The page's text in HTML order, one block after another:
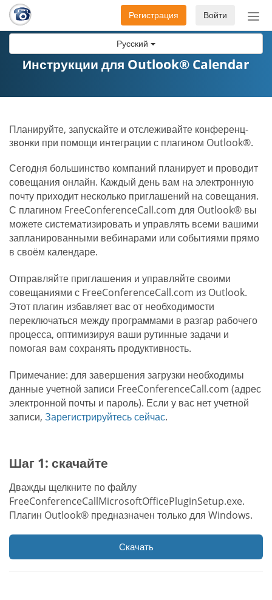
Русский
Войти
Регистрация
Инструкции для Outlook® Calendar
Планируйте, запускайте и отслеживайте конференц-
звонки при помощи интеграции с плагином Outlook®.
Сегодня большинство компаний планирует и проводит
совещания онлайн. Каждый день вам на электронную
почту приходит несколько приглашений на совещания.
С плагином FreeConferenceCall.com для Outlook® вы
можете систематизировать и управлять всеми вашими
запланированными вебинарами или событиями прямо
в своём календаре.
Отправляйте приглашения и управляйте своими
совещаниями с FreeConferenceCall.com из Outlook.
Этот плагин избавляет вас от необходимости
переключаться между программами в разгар рабочего
процесса, оптимизируя ваши рутинные задачи и
помогая вам сохранять продуктивность.
Примечание: для завершения загрузки необходимы
данные учетной записи FreeConferenceCall.com (адрес
электронной почты и пароль). Если у вас нет учетной
записи, Зарегистрируйтесь сейчас.
Шаг 1: скачайте
Дважды щелкните по файлу
FreeConferenceCallMicrosoftOfficePluginSetup.exe.
Плагин Outlook® предназначен только для Windows.
Скачать